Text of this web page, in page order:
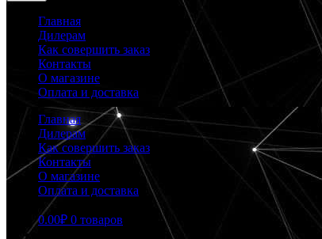
Главная
Дилерам
Как совершить заказ
Контакты
О магазине
Оплата и доставка
Главная
Дилерам
Как совершить заказ
Контакты
О магазине
Оплата и доставка
0.00₽ 0 товаров